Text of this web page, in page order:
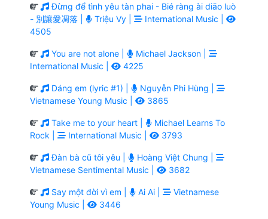
Đừng để tình yêu tàn phai - Bié ràng ài diāo luò
- 別讓愛凋落 |
Triệu Vy |
International Music |
4505
You are not alone |
Michael Jackson |
International Music |
4225
Dáng em (lyric #1) |
Nguyễn Phi Hùng |
Vietnamese Young Music |
3865
Take me to your heart |
Michael Learns To
Rock |
International Music | 3793
Đàn bà cũ tôi yêu |
Hoàng Việt Chung |
Vietnamese Sentimental Music |
3682
Say một đời vì em | Ai Ai |
Vietnamese
Young Music |
3446